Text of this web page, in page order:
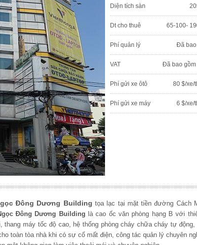
Diện tích sàn
Dt cho thuê 65-100-
Phí quản lý Đã
VAT Đã bao gồm
Phí gửi xe ôtô 80 $/xe/
Phí gửi xe máy 6 $/xe/
Đông Dương Building tọa lạc tại mặt tiền đường Cách
Đông Dương Building là cao ốc văn phòng hạng B với
thang máy tốc độ cao, hệ thống phòng cháy chữa cháy tự động,
toàn tòa nhà khi có sự cố mất điện, công tác quản lý chuyên